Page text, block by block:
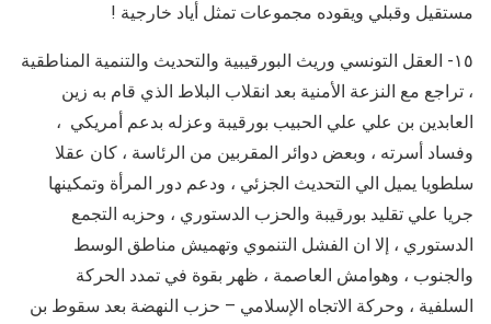
مستقيل وقبلي ويقوده مجموعات تمثل أياد خارجية !
١٥- العقل التونسي وريث البورقيبية والتحديث والتنمية المناطقية
، تراجع مع النزعة الأمنية بعد انقلاب البلاط الذي قام به زين
العابدين بن علي علي الحبيب بورقيبة وعزله بدعم أمريكي ،
وفساد أسرته ، وبعض دوائر المقربين من الرئاسة ، كان عقلا
سلطويا يميل الي التحديث الجزئي ، ودعم دور المرأة وتمكينها
جريا علي تقليد بورقيبة والحزب الدستوري ، وحزبه التجمع
الدستوري ، إلا ان الفشل التنموي وتهميش مناطق الوسط
والجنوب ، وهوامش العاصمة ، ظهر بقوة في تمدد الحركة
السلفية ، وحركة الاتجاه الإسلامي – حزب النهضة بعد سقوط بن